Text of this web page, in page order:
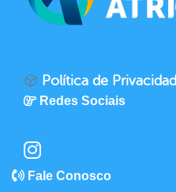
Política de
Redes Sociais
Fale Conosco